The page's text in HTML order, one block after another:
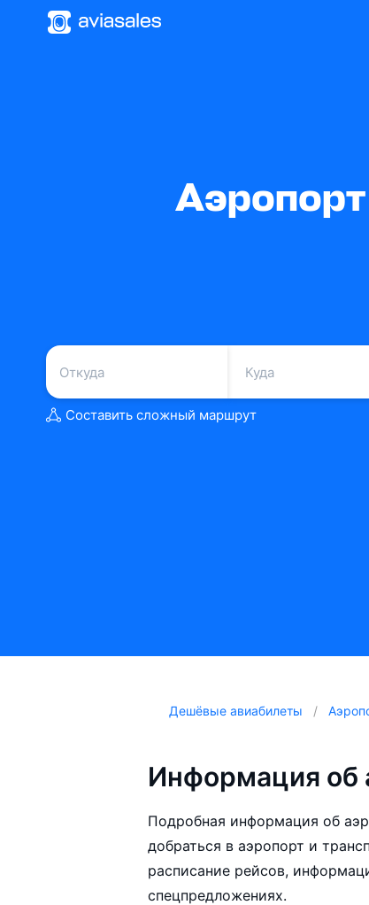
Составить сложный маршрут
Дешёвые авиабилеты
Информация об
Подробная информация об
добраться в аэропорт и
расписание рейсов,
спецпредложениях.